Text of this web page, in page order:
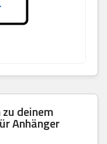
deinem
Anhänger